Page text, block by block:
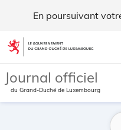
En poursuivant
Aller au contenu
Journal officiel
du Grand-Duché de Luxembourg